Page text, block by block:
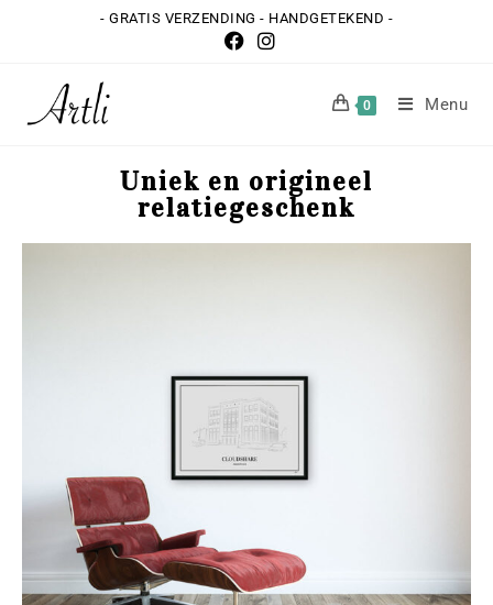
- GRATIS VERZENDING - HANDGETEKEND -
0 Menu
Uniek en origineel
relatiegeschenk